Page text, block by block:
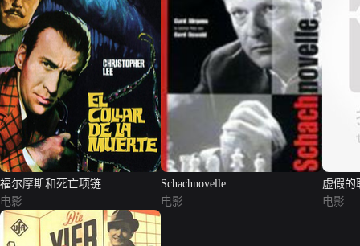
福尔摩斯和死亡项链
电影
Schachnovelle
电影
虚假的
电影